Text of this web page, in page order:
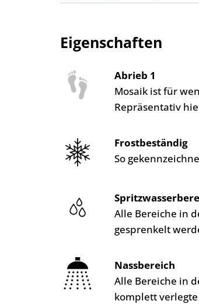
Eigenschaften
Abrieb 1
Mosaik ist für
Repräsentativ
Frostbeständig
So
Alle Bereiche in
gesprenkelt
Nassbereich
Alle Bereiche in
komplett